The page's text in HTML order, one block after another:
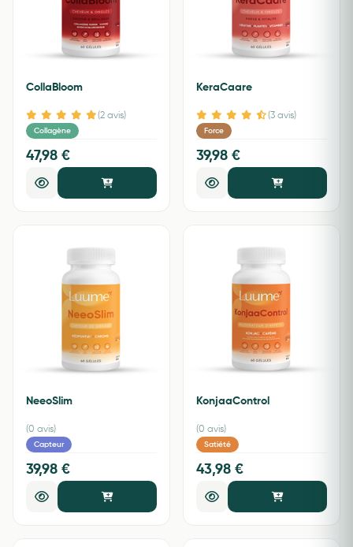
CollaBloom
(2 avis)
Collagène
47,98 €
KeraCaare
(3 avis)
Force
39,98 €
NeeoSlim
(0 avis)
Capteur
39,98 €
KonjaaControl
(0 avis)
Satiété
43,98 €